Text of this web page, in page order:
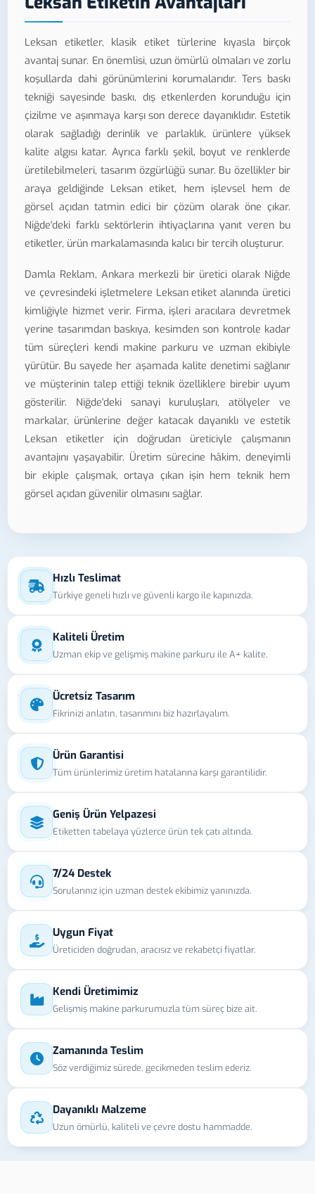
Leksan etiketler, klasik etiket türlerine kıyasla birçok
avantaj sunar. En önemlisi, uzun ömürlü olmaları ve zorlu
koşullarda dahi görünümlerini korumalarıdır. Ters baskı
tekniği sayesinde baskı, dış etkenlerden korunduğu için
çizilme ve aşınmaya karşı son derece dayanıklıdır. Estetik
olarak sağladığı derinlik ve parlaklık, ürünlere yüksek
kalite algısı katar. Ayrıca farklı şekil, boyut ve renklerde
üretilebilmeleri, tasarım özgürlüğü sunar. Bu özellikler bir
araya geldiğinde Leksan etiket, hem işlevsel hem de
görsel açıdan tatmin edici bir çözüm olarak öne çıkar.
Niğde'deki farklı sektörlerin ihtiyaçlarına yanıt veren bu
etiketler, ürün markalamasında kalıcı bir tercih oluşturur.
Damla Reklam, Ankara merkezli bir üretici olarak Niğde
ve çevresindeki işletmelere Leksan etiket alanında üretici
kimliğiyle hizmet verir. Firma, işleri aracılara devretmek
yerine tasarımdan baskıya, kesimden son kontrole kadar
tüm süreçleri kendi makine parkuru ve uzman ekibiyle
yürütür. Bu sayede her aşamada kalite denetimi sağlanır
ve müşterinin talep ettiği teknik özelliklere birebir uyum
gösterilir. Niğde'deki sanayi kuruluşları, atölyeler ve
markalar, ürünlerine değer katacak dayanıklı ve estetik
Leksan etiketler için doğrudan üreticiyle çalışmanın
avantajını yaşayabilir. Üretim sürecine hâkim, deneyimli
bir ekiple çalışmak, ortaya çıkan işin hem teknik hem
görsel açıdan güvenilir olmasını sağlar.
Hızlı Teslimat
Türkiye geneli hızlı ve güvenli kargo ile kapınızda.
Kaliteli Üretim
Uzman ekip ve gelişmiş makine parkuru ile A+ kalite.
Ücretsiz Tasarım
Fikrinizi anlatın, tasarımını biz hazırlayalım.
Ürün Garantisi
Tüm ürünlerimiz üretim hatalarına karşı garantilidir.
Geniş Ürün Yelpazesi
Etiketten tabelaya yüzlerce ürün tek çatı altında.
7/24 Destek
Sorularınız için uzman destek ekibimiz yanınızda.
Uygun Fiyat
Üreticiden doğrudan, aracısız ve rekabetçi fiyatlar.
Kendi Üretimimiz
Gelişmiş makine parkurumuzla tüm süreç bize ait.
Zamanında Teslim
Söz verdiğimiz sürede, gecikmeden teslim ederiz.
Dayanıklı Malzeme
Uzun ömürlü, kaliteli ve çevre dostu hammadde.